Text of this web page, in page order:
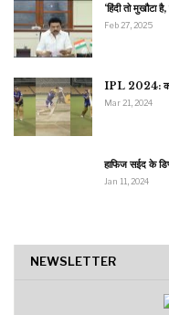
‘हिंदी तो मुखौटा
Feb 27, 2025
IPL 2024:
Mar 21, 2024
हाफिज सईद के
Jan 11, 2024
NEWSLETTER